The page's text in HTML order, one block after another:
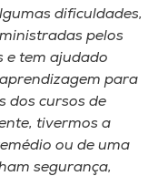
dificuldades,
pelos
e tem ajudado
para
dos cursos de
tivermos a
ou de uma
segurança,